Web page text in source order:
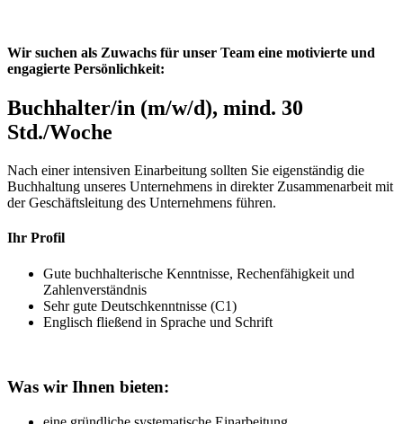
Wir suchen als Zuwachs für unser Team eine motivierte und
engagierte Persönlichkeit:
Buchhalter/in (m/w/d), mind. 30
Std./Woche
Nach einer intensiven Einarbeitung sollten Sie eigenständig die
Buchhaltung unseres Unternehmens in direkter Zusammenarbeit mit
der Geschäftsleitung des Unternehmens führen.
Ihr Profil
Gute buchhalterische Kenntnisse, Rechenfähigkeit und
Zahlenverständnis
Sehr gute Deutschkenntnisse (C1)
Englisch fließend in Sprache und Schrift
Was wir Ihnen bieten: